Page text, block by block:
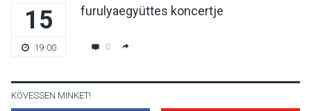
KULTÚRA
15
19:00
furulyaegyüttes koncertje
0
KÖVESSEN MINKET!